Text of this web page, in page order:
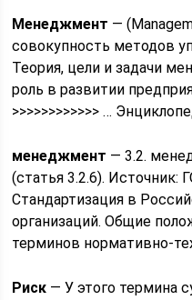
Менеджмент —
совокупность методов
Теория, цели и задачи
роль в развитии
>>>>>>>>>>>> …
менеджмент — 3.2.
(статья 3.2.6). Источник:
Стандартизация в
организаций. Общие
терминов нормативно-
Риск — У этого термина